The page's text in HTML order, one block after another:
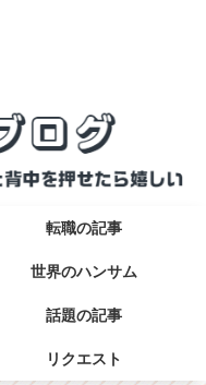
転職の記事
世界のハンサム
話題の記事
リクエスト